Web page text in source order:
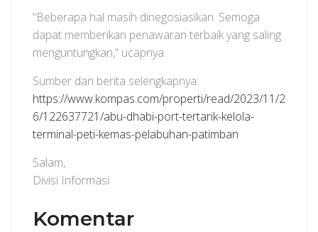
“Beberapa hal masih dinegosiasikan. Semoga
dapat memberikan penawaran terbaik yang saling
menguntungkan,” ucapnya.
Sumber dan berita selengkapnya:
https://www.kompas.com/properti/read/2023/11/2
6/122637721/abu-dhabi-port-tertarik-kelola-
terminal-peti-kemas-pelabuhan-patimban
Salam,
Divisi Informasi
Komentar